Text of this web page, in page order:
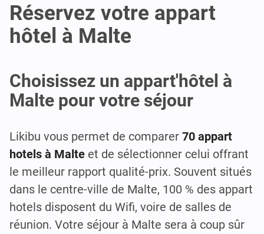
Réservez votre appart
hôtel à Malte
Choisissez un appart'hôtel à
Malte pour votre séjour
Likibu vous permet de comparer 70 appart
hotels à Malte et de sélectionner celui offrant
le meilleur rapport qualité-prix. Souvent situés
dans le centre-ville de Malte, 100 % des appart
hotels disposent du Wifi, voire de salles de
réunion. Votre séjour à Malte sera à coup sûr